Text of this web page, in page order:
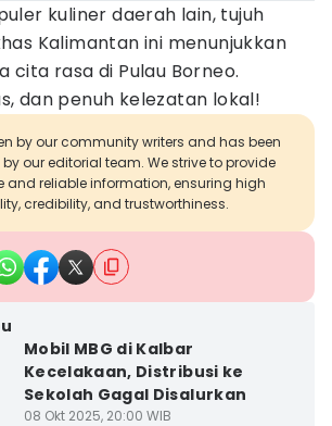
kuliner daerah lain, tujuh
Kalimantan ini menunjukkan
cita rasa di Pulau Borneo.
dan penuh kelezatan lokal!
by our community writers and has been
our editorial team. We strive to provide
and reliable information, ensuring high
credibility, and trustworthiness.
Mobil MBG di Kalbar
Kecelakaan, Distribusi ke
Sekolah Gagal Disalurkan
08 Okt 2025, 20:00 WIB